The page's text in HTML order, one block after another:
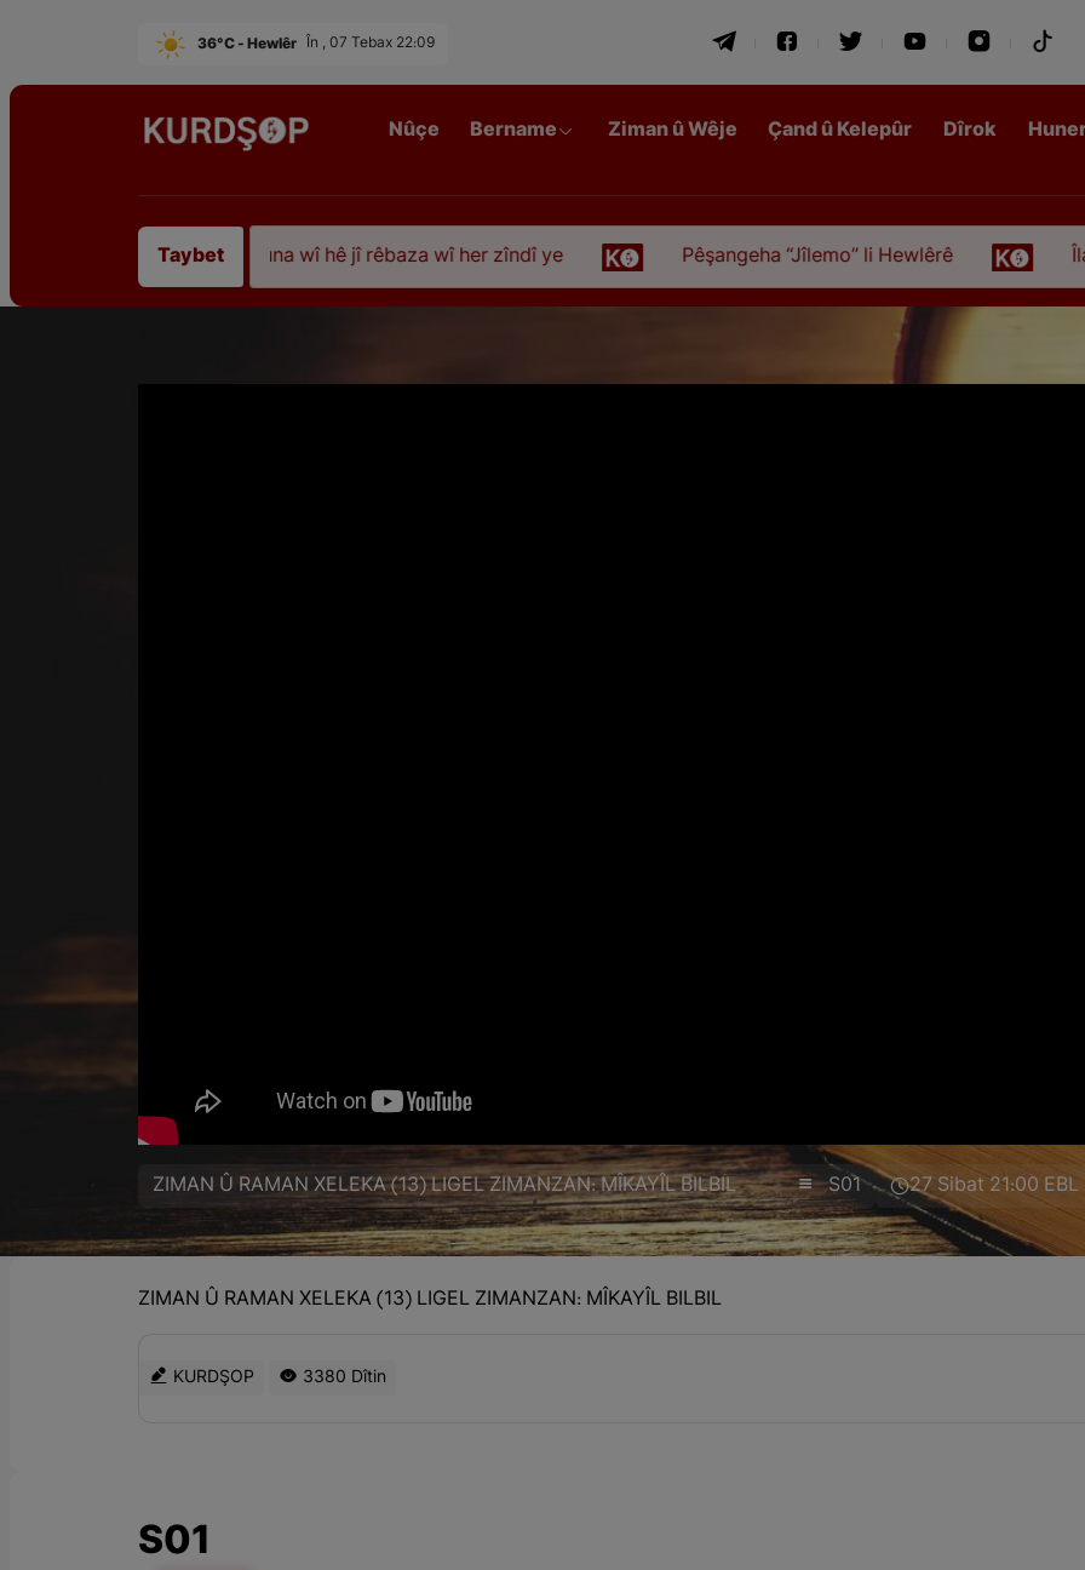
36°C - Hewlêr În , 07 Tebax 22:09
Nûçe Bername Ziman û Wêje Çand û Kelepûr Dîrok
Taybet
35 sal ji şehîdbûna wî hê jî rêbaza wî her zîndî ye Pêşangeha “Jîlemo” li Hewlêrê
ZIMAN Û RAMAN XELEKA (13) LIGEL ZIMANZAN: MÎKAYÎL BILBIL S01 27 Sibat 21:00 EBL
ZIMAN Û RAMAN XELEKA (13) LIGEL ZIMANZAN: MÎKAYÎL BILBIL
KURDŞOP 3380 Dîtin
S01